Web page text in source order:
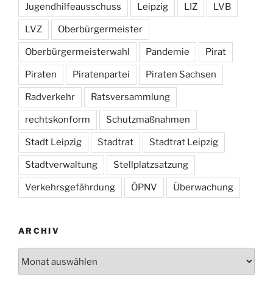
Jugendhilfeausschuss Leipzig LIZ LVB
LVZ Oberbürgermeister
Oberbürgermeisterwahl Pandemie Pirat
Piraten Piratenpartei Piraten Sachsen
Radverkehr Ratsversammlung
rechtskonform Schutzmaßnahmen
Stadt Leipzig Stadtrat Stadtrat Leipzig
Stadtverwaltung Stellplatzsatzung
Verkehrsgefährdung ÖPNV Überwachung
ARCHIV